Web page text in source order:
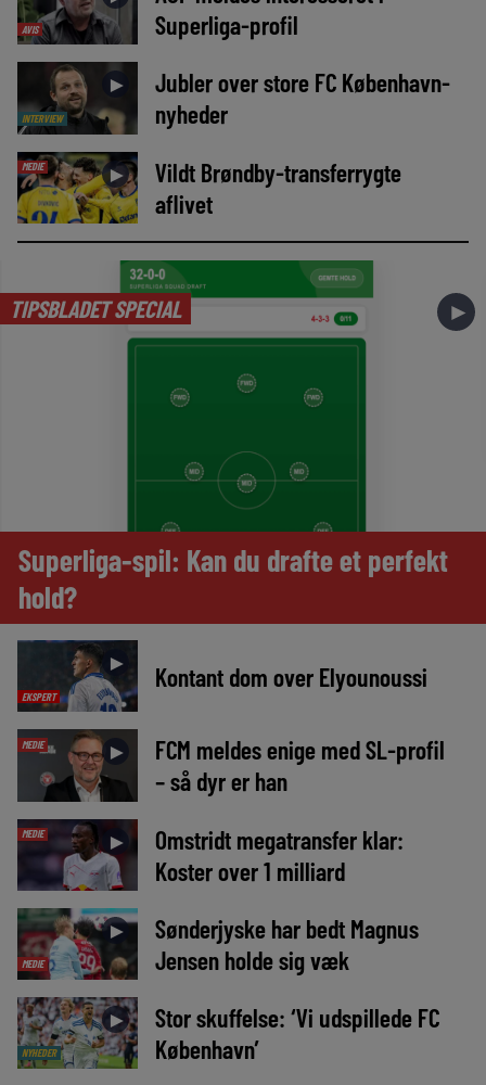
AVIS
Superliga-profil
INTERVIEW
►
Jubler over store FC København-
nyheder
MEDIE ►
Vildt Brøndby-transferrygte
aflivet
TIPSBLADET SPECIAL ►
Superliga-spil: Kan du drafte et perfekt
hold?
EKSPERT
► Kontant dom over Elyounoussi
MEDIE ►
FCM meldes enige med SL-profil
– så dyr er han
MEDIE ►
Omstridt megatransfer klar:
Koster over 1 milliard
MEDIE
►
Sønderjyske har bedt Magnus
Jensen holde sig væk
NYHEDER
►
Stor skuffelse: ‘Vi udspillede FC
København’